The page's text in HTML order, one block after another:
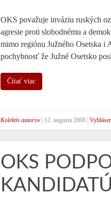
OKS považuje inváziu ruských
agresie proti slobodnému a
mimo regiónu Južného Osetska
pochybnosť že Južné Osetsko
Čítať viac
Kolektív autorov| 12. augusta 2008
OKS